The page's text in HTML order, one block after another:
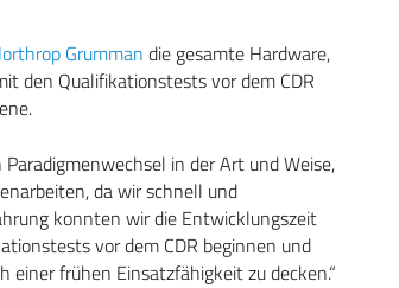
Grumman die gesamte Hardware,
den Qualifikationstests vor dem CDR
in der Art und Weise,
da wir schnell und
konnten wir die Entwicklungszeit
vor dem CDR beginnen und
einer frühen Einsatzfähigkeit zu decken.“